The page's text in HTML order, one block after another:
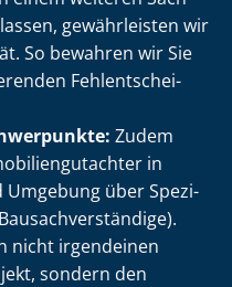
gewährleisten wir
So bewahren wir Sie
Fehl­ent­schei­
Zudem
in
Umgebung über Spe­zi­
nicht irgendeinen
sondern den